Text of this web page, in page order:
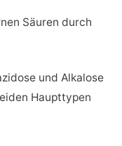
Säuren durch
und Alkalose
Haupttypen